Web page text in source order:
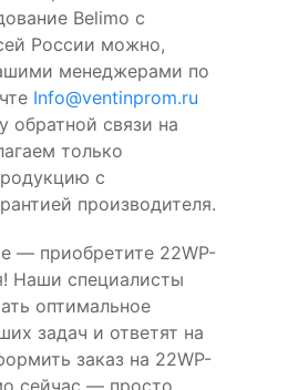
Belimo с
России можно,
менеджерами по
Info@ventinprom.ru
обратной связи на
только
с
производителя.
— приобретите 22WP-
Наши специалисты
оптимальное
задач и ответят на
заказ на 22WP-
сейчас — просто